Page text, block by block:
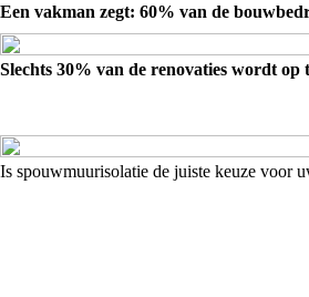
Een vakman zegt: 60% van de
Slechts 30% van de renovaties wordt
Is spouwmuurisolatie de juiste keuze voor